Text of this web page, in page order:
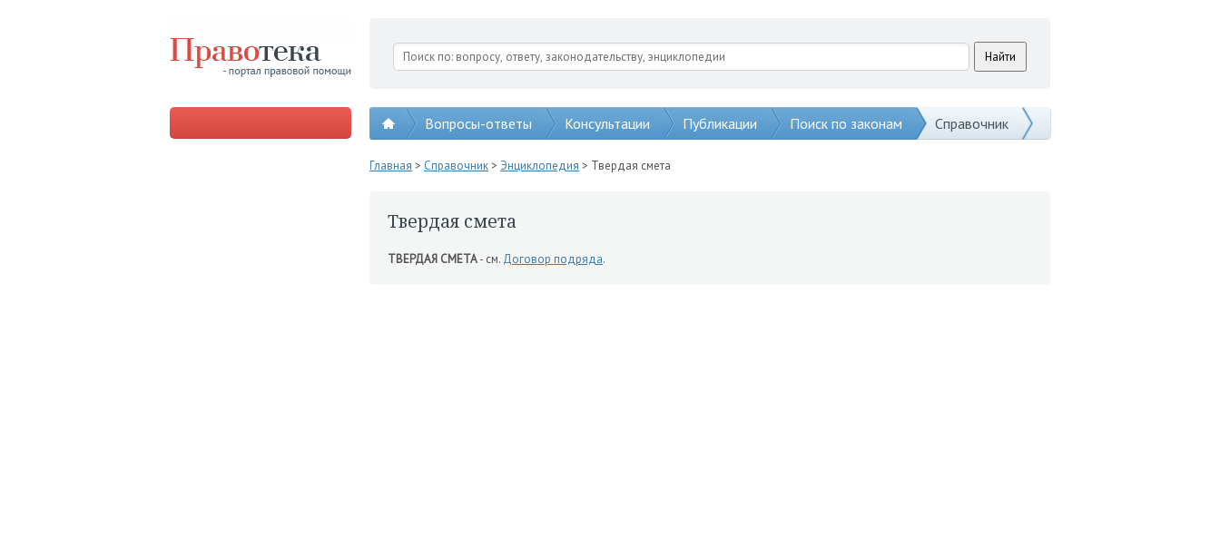
Вопросы-ответы Консультации Публикации Поиск по законам Справочник
Главная > Справочник> Энциклопедия > Твердая смета
Твердая смета
ТВЕРДАЯ СМЕТА- см. Договор подряда.